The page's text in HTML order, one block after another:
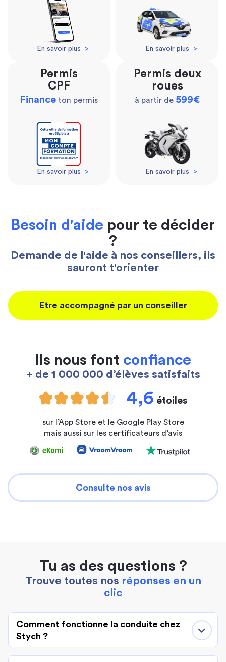
En savoir plus > En savoir plus >
Permis
CPF
Finance ton permis
En savoir plus >
Permis deux
roues
à partir de 599€
En savoir plus >
Besoin d'aide pour te décider
?
Demande de l'aide à nos conseillers, ils
sauront t'orienter
Etre accompagné par un conseiller
Ils nous font confiance
+ de 1 000 000 d’élèves satisfaits
4,6 étoiles
sur l’App Store et le Google Play Store
mais aussi sur les certificateurs d’avis
Consulte nos avis
Tu as des questions ?
Trouve toutes nos réponses en un
clic
Comment fonctionne la conduite chez
Stych ?